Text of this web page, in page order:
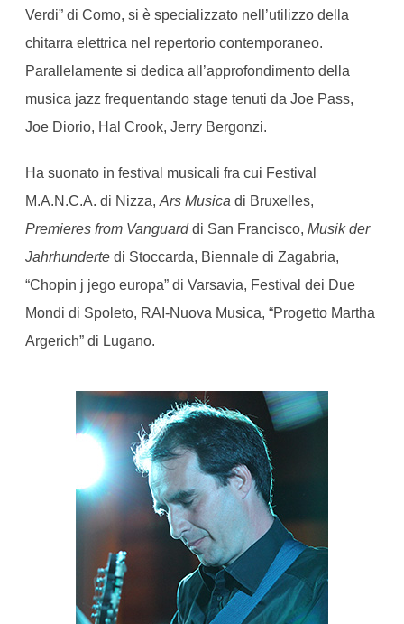
Verdi” di Como, si è specializzato nell’utilizzo della
chitarra elettrica nel repertorio contemporaneo.
Parallelamente si dedica all’approfondimento della
musica jazz frequentando stage tenuti da Joe Pass,
Joe Diorio, Hal Crook, Jerry Bergonzi.
Ha suonato in festival musicali fra cui Festival
M.A.N.C.A. di Nizza, Ars Musica di Bruxelles,
Premieres from Vanguarddi San Francisco, Musik der
Jahrhundertedi Stoccarda, Biennale di Zagabria,
“Chopin j jego europa” di Varsavia, Festival dei Due
Mondi di Spoleto, RAI-Nuova Musica, “Progetto Martha
Argerich” di Lugano.